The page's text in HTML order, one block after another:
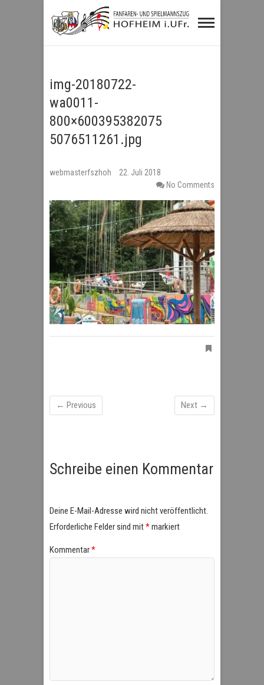
Fanfaren- und
Spielmannszug
img-20180722-
wa0011-
800×600395382075
5076511261.jpg
webmasterfszhoh
22. Juli 2018
No Comments
← Previous Next →
Schreibe einen Kommentar
Deine E-Mail-Adresse wird nicht veröffentlicht.
Erforderliche Felder sind mit*markiert
Kommentar*